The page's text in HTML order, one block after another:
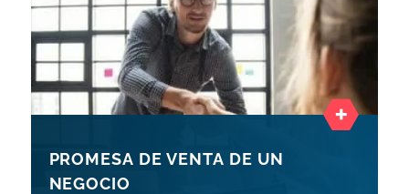
PROMESA DE VENTA DE UN
NEGOCIO